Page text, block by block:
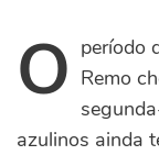
O período
Remo
azulinos ainda